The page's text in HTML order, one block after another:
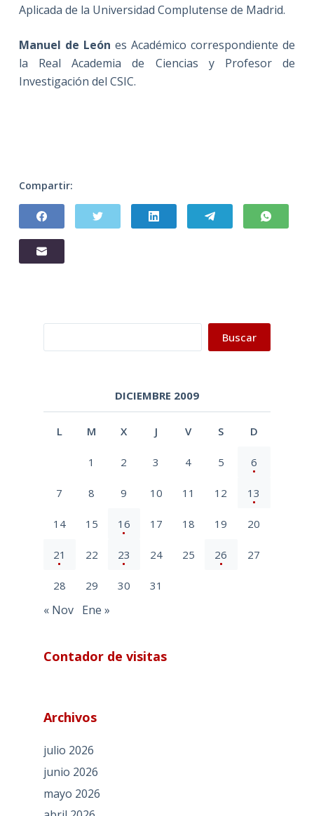
Aplicada de la Universidad Complutense de Madrid.
Manuel de León es Académico correspondiente de
la Real Academia de Ciencias y Profesor de
Investigación del CSIC.
Compartir:
Buscar
DICIEMBRE 2009
L M X J V S D
1 2 3 4 5 6
7 8 9 10 11 12 13
14 15 16 17 18 19 20
21 22 23 24 25 26 27
28 29 30 31
« Nov Ene »
Contador de visitas
Archivos
julio 2026
junio 2026
mayo 2026